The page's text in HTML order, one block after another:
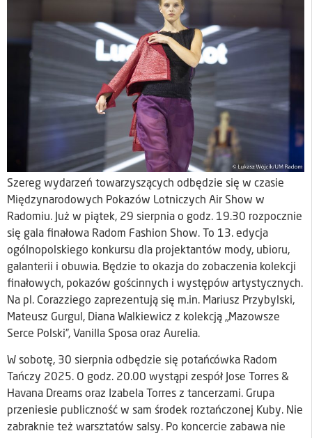
Szereg wydarzeń towarzyszących odbędzie się w czasie
Międzynarodowych Pokazów Lotniczych Air Show w
Radomiu. Już w piątek, 29 sierpnia o godz. 19.30 rozpocznie
się gala finałowa Radom Fashion Show. To 13. edycja
ogólnopolskiego konkursu dla projektantów mody, ubioru,
galanterii i obuwia. Będzie to okazja do zobaczenia kolekcji
finałowych, pokazów gościnnych i występów artystycznych.
Na pl. Corazziego zaprezentują się m.in. Mariusz Przybylski,
Mateusz Gurgul, Diana Walkiewicz z kolekcją „Mazowsze
Serce Polski”, Vanilla Sposa oraz Aurelia.
W sobotę, 30 sierpnia odbędzie się potańcówka Radom
Tańczy 2025. O godz. 20.00 wystąpi zespół Jose Torres &
Havana Dreams oraz Izabela Torres z tancerzami. Grupa
przeniesie publiczność w sam środek roztańczonej Kuby. Nie
zabraknie też warsztatów salsy. Po koncercie zabawa nie